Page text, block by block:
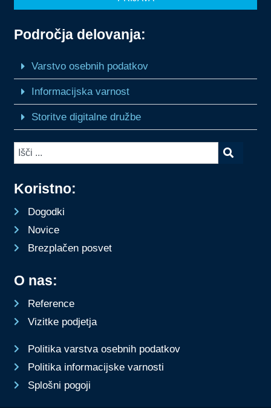
O nas:
Reference
Vizitke podjetja
Politika varstva osebnih podatkov
Politika informacijske varnosti
Splošni pogoji
Koristno:
Dogodki
Novice
Brezplačen posvet
Področja delovanja:
Varstvo osebnih podatkov
Informacijska varnost
Storitve digitalne družbe